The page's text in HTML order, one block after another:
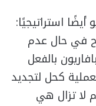
أيضًا استراتيجيًا:
في حال عدم
بالفعل
كحل لتجديد
لا تزال هي